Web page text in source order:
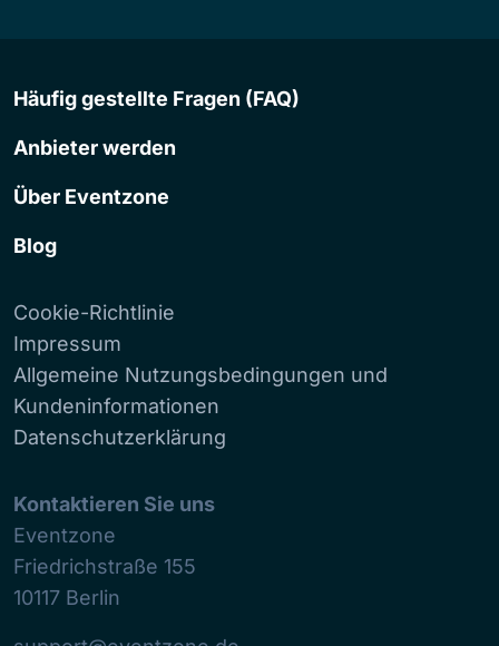
Häufig gestellte Fragen (FAQ)
Anbieter werden
Über Eventzone
Blog
Cookie-Richtlinie
Impressum
Allgemeine Nutzungsbedingungen und
Kundeninformationen
Datenschutzerklärung
Kontaktieren Sie uns
Eventzone
Friedrichstraße 155
10117 Berlin